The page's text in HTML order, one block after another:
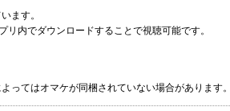
ます。
リ内でダウンロードすることで視聴可能です。
ってはオマケが同梱されていない場合があります。